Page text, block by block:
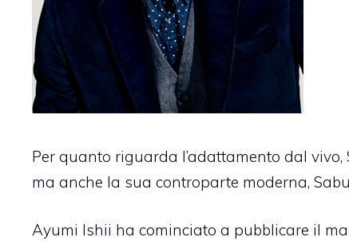
Per quanto riguarda l’adattamento dal
ma anche la sua controparte moderna,
Ayumi Ishii ha cominciato a pubblicare il